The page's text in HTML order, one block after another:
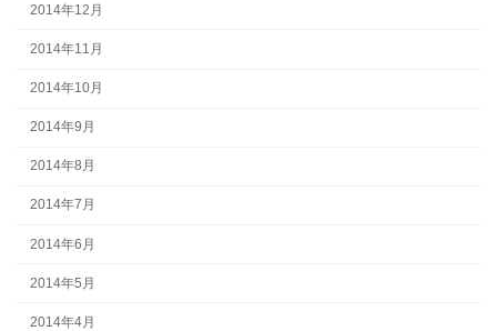
2014年12月
2014年11月
2014年10月
2014年9月
2014年8月
2014年7月
2014年6月
2014年5月
2014年4月